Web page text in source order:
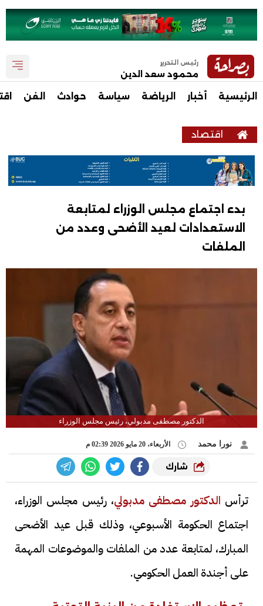
رئيس التحرير
محمود سعد الدين
الرئيسية أخبار الرياضة سياسة حوادث الفن
اقتصاد
بدء اجتماع مجلس الوزراء لمتابعة
الاستعدادات لعيد الأضحى وعدد من
الملفات
الدكتور مصطفى مدبولي، رئيس مجلس الوزراء
نورا محمد الأربعاء، 20 مايو 2026 02:39 م
شارك
ترأس الدكتور مصطفى مدبولي، رئيس مجلس الوزراء،
اجتماع الحكومة الأسبوعي، وذلك قبل عيد الأضحى
المبارك، لمتابعة عدد من الملفات والموضوعات المهمة
على أجندة العمل الحكومي.